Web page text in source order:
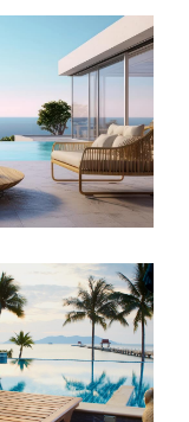
louer un
ou en
expertise
pour vous
étapes de
et à
nous vous
à vos
dans les
vous